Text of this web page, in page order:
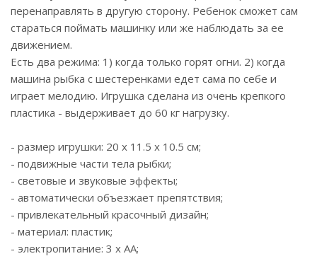
перенаправлять в другую сторону. Ребенок сможет сам
стараться поймать машинку или же наблюдать за ее
движением.
Есть два режима: 1) когда только горят огни. 2) когда
машина рыбка с шестеренками едет сама по себе и
играет мелодию. Игрушка сделана из очень крепкого
пластика - выдерживает до 60 кг нагрузку.
- размер игрушки: 20 х 11.5 х 10.5 см;
- подвижные части тела рыбки;
- световые и звуковые эффекты;
- автоматически объезжает препятствия;
- привлекательный красочный дизайн;
- материал: пластик;
- электропитание: 3 х АА;